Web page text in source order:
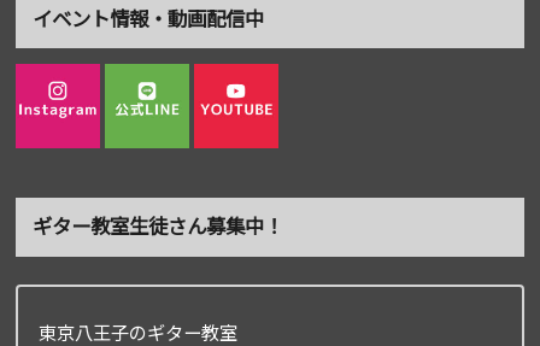
イベント情報・動画配信中
ギター教室生徒さん募集中！
東京八王子のギター教室